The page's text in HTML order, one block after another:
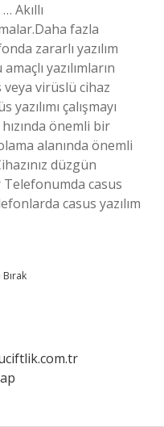
Akıllı
fazla
zararlı yazılım
yazılımların
virüslü cihaz
yazılımı çalışmayı
önemli bir
alanında önemli
düzgün
Telefonumda casus
casus yazılım